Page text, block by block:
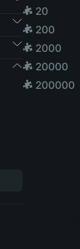
🧩 20
🧩 200
🧩 2000
🧩 20000
🧩 200000